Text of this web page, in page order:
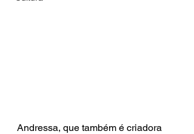
Andressa, que também é criadora